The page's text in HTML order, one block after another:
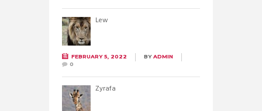
Lew
FEBRUARY 5, 2022 BYADMIN
0
Żyrafa